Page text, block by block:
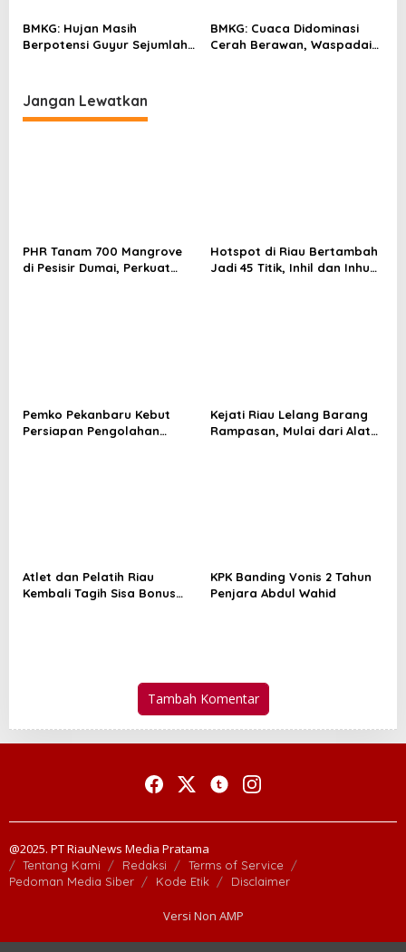
Titik
Titik Panas
BMKG: Hujan Masih
Berpotensi Guyur Sejumlah
BMKG: Cuaca Didominasi
Cerah Berawan, Waspadai
Jangan Lewatkan
PHR Tanam 700 Mangrove
di Pesisir Dumai, Perkuat
Hotspot di Riau Bertambah
Jadi 45 Titik, Inhil dan Inhu
Pemko Pekanbaru Kebut
Persiapan Pengolahan
Kejati Riau Lelang Barang
Rampasan, Mulai dari Alat
Atlet dan Pelatih Riau
Kembali Tagih Sisa Bonus
KPK Banding Vonis 2 Tahun
Penjara Abdul Wahid
Tambah Komentar
@2025. PT RiauNews Media Pratama
Tentang Kami Redaksi
Terms of Service
Pedoman Media Siber
Kode Etik Disclaimer
Versi Non AMP